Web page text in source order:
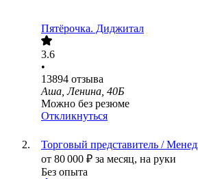
Пятёрочка. Диджитал
3.6
•
13894 отзыва
Аша, Ленина, 40Б
Можно без резюме
Откликнуться
Торговый представитель /
от 80 000 ₽ за месяц, на руки
Без опыта